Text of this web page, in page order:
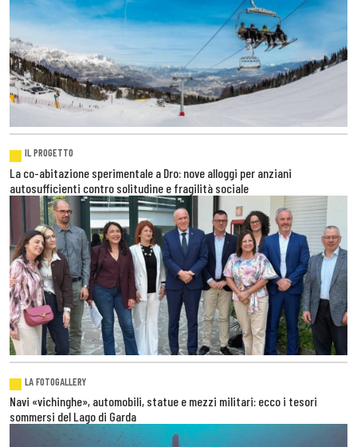
IL PROGETTO
La co-abitazione sperimentale a Dro: nove alloggi per anziani
autosufficienti contro solitudine e fragilità sociale
LA FOTOGALLERY
Navi «vichinghe», automobili, statue e mezzi militari: ecco i tesori
sommersi del Lago di Garda